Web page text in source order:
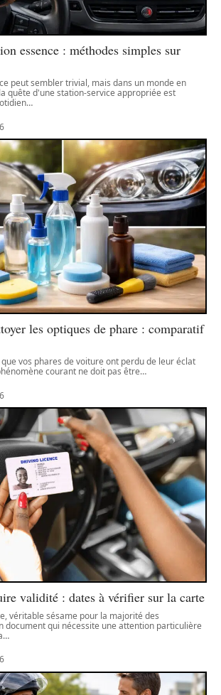
essence : méthodes simples sur
peut sembler trivial, mais dans un monde en
quête d'une station-service appropriée est
…
les optiques de phare : comparatif
vos phares de voiture ont perdu de leur éclat
courant ne doit pas être…
validité : dates à vérifier sur la carte
véritable sésame pour la majorité des
document qui nécessite une attention particulière
…